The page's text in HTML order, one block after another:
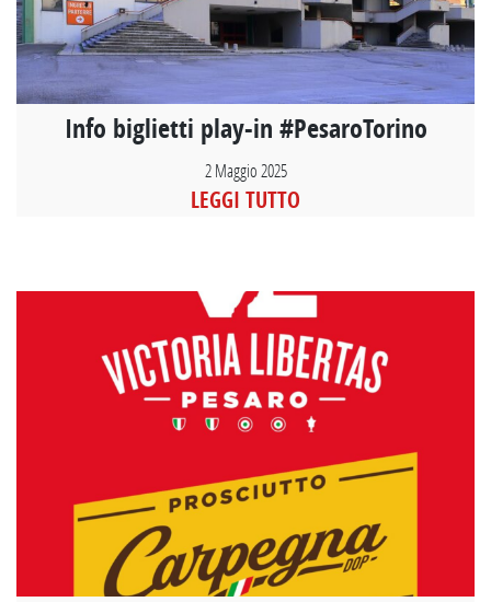
Info biglietti play-in #PesaroTorino
2 Maggio 2025
LEGGI TUTTO